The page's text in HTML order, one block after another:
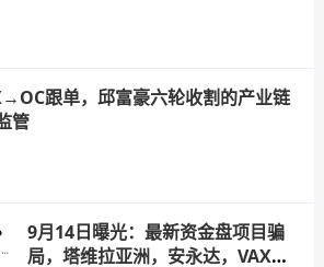
跟单，邱富豪六轮收割的产业链
管
9月14日曝光：最新资金盘项目骗
局，塔维拉亚洲，安永达，VAX（V